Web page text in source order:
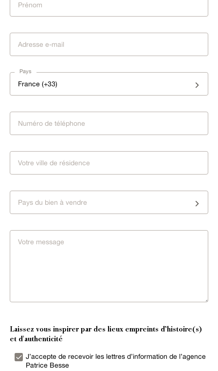
Pays
France (+33)
Pays du bien à vendre
Laissez vous inspirer par des lieux empreints d’histoire(s)
et d'authenticité
J’accepte de recevoir les lettres d’information de l’agence
Patrice Besse